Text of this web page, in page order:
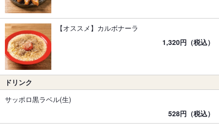
【オススメ】カルボナーラ
1,320円（税込）
ドリンク
サッポロ黒ラベル(生)
528円（税込）